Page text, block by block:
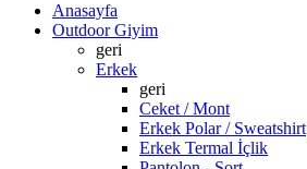
Anasayfa
Outdoor Giyim
geri
Erkek
geri
Ceket / Mont
Erkek Polar / Sweatshirt
Erkek Termal İçlik